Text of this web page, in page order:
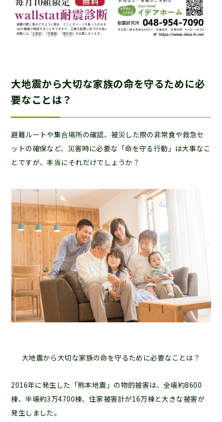
大地震から大切な家族の命を守るために必
要なことは？
避難ルートや集合場所の確認、被災した際の非常食や救急セ
ットの確保など、災害時に必要な「命を守る行動」は大事なこ
とですが、本当にそれだけでしょうか？
大地震から大切な家族の命を守るために必要なことは？
2016年に発生した「熊本地震」の物的被害は、全壊約8600
棟、半壊約3万4700棟、住家被害計が16万棟と大きな被害が
発生しました。